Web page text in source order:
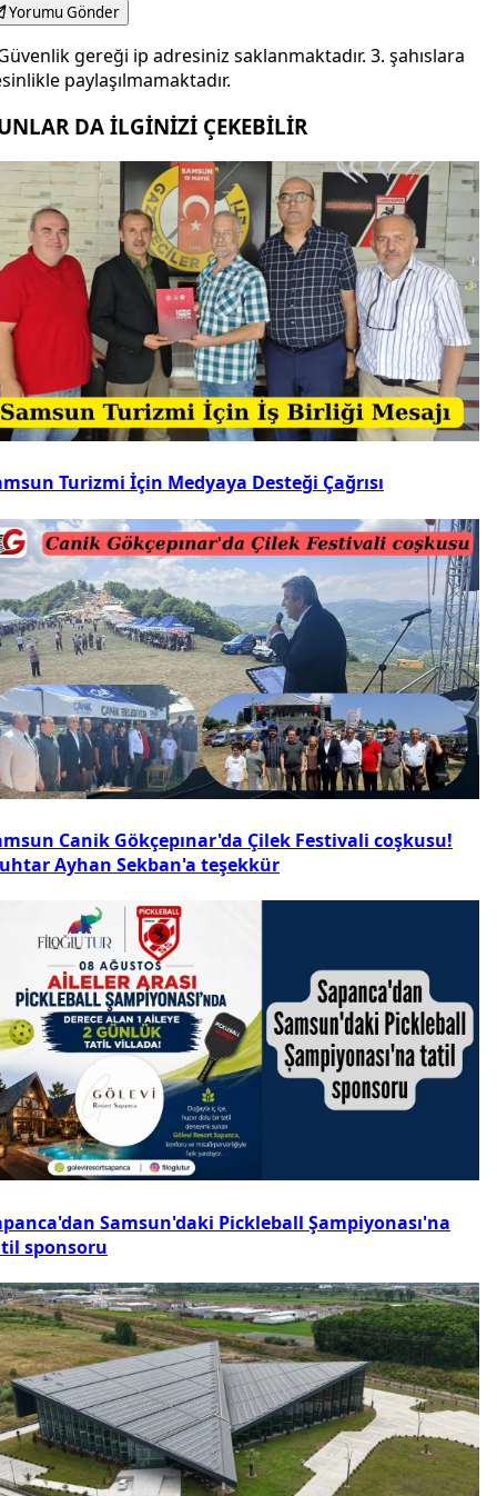
Yorumu Gönder
gereği ip adresiniz saklanmaktadır. 3. şahıslara
paylaşılmamaktadır.
DA İLGİNİZİ ÇEKEBİLİR
Turizmi İçin Medyaya Desteği Çağrısı
Canik Gökçepınar'da Çilek Festivali coşkusu!
Ayhan Sekban'a teşekkür
Samsun'daki Pickleball Şampiyonası'na
sponsoru